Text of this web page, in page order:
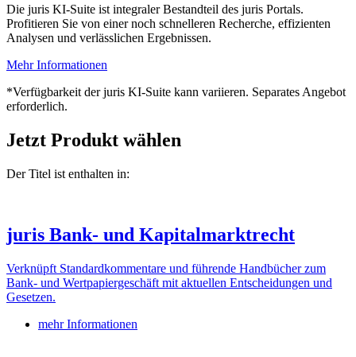
Die juris KI-Suite ist integraler Bestandteil des juris Portals.
Profitieren Sie von einer noch schnelleren Recherche, effizienten
Analysen und verlässlichen Ergebnissen.
Mehr Informationen
*Verfügbarkeit der juris KI-Suite kann variieren. Separates Angebot
erforderlich.
Jetzt Produkt wählen
Der Titel ist enthalten in:
juris Bank- und Kapitalmarktrecht
Verknüpft Standardkommentare und führende Handbücher zum
Bank- und Wertpapiergeschäft mit aktuellen Entscheidungen und
Gesetzen.
mehr Informationen